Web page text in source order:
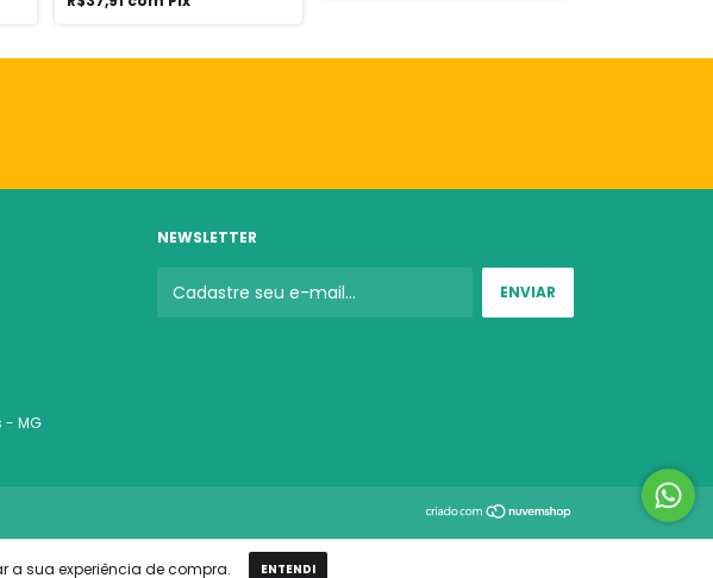
a sua experiência de compra. ENTENDI
- MG
NEWSLETTER